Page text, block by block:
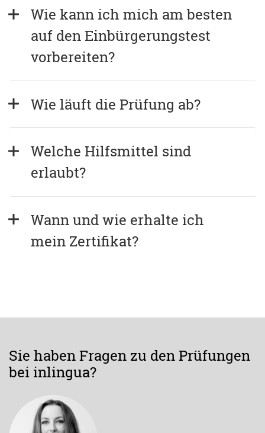
Wie kann ich mich am besten
auf den Einbürgerungstest
vorbereiten?
Wie läuft die Prüfung ab?
Welche Hilfsmittel sind
erlaubt?
Wann und wie erhalte ich
mein Zertifikat?
Sie haben Fragen zu den Prüfungen
bei inlingua?